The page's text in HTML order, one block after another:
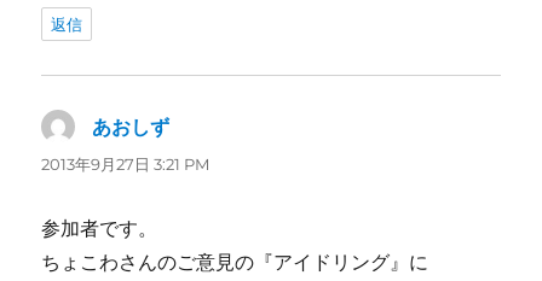
返信
あおしず
り:
2013年9月27日 3:21 PM
参加者です。
ちょこわさんのご意見の『アイドリング』に